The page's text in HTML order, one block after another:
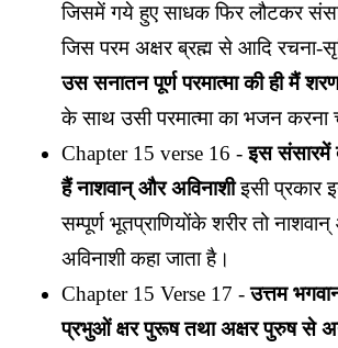
जिसमें गये हुए साधक फिर लौटकर
जिस परम अक्षर ब्रह्म से आदि रचना-
उस सनातन पूर्ण परमात्मा की ही मैं
के साथ उसी परमात्मा का भजन करना
Chapter 15 verse 16 -इस संसारमें
हैं नाशवान् और अविनाशीइसी प्रकार
सम्पूर्ण भूतप्राणियोंके शरीर तो नाशवान्
अविनाशी कहा जाता है।
Chapter 15 Verse 17 -उत्तम
प्रभुओं क्षर पुरूष तथा अक्षर पुरुष से